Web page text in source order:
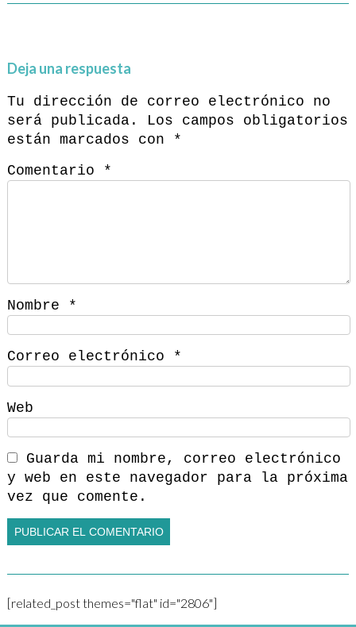
Deja una respuesta
Tu dirección de correo electrónico no
será publicada.
Los campos obligatorios
están marcados con
*
Comentario
*
Nombre *
Correo electrónico *
Web
Guarda mi nombre, correo electrónico
y web en este navegador para la próxima
vez que comente.
[related_post themes="flat" id="2806"]